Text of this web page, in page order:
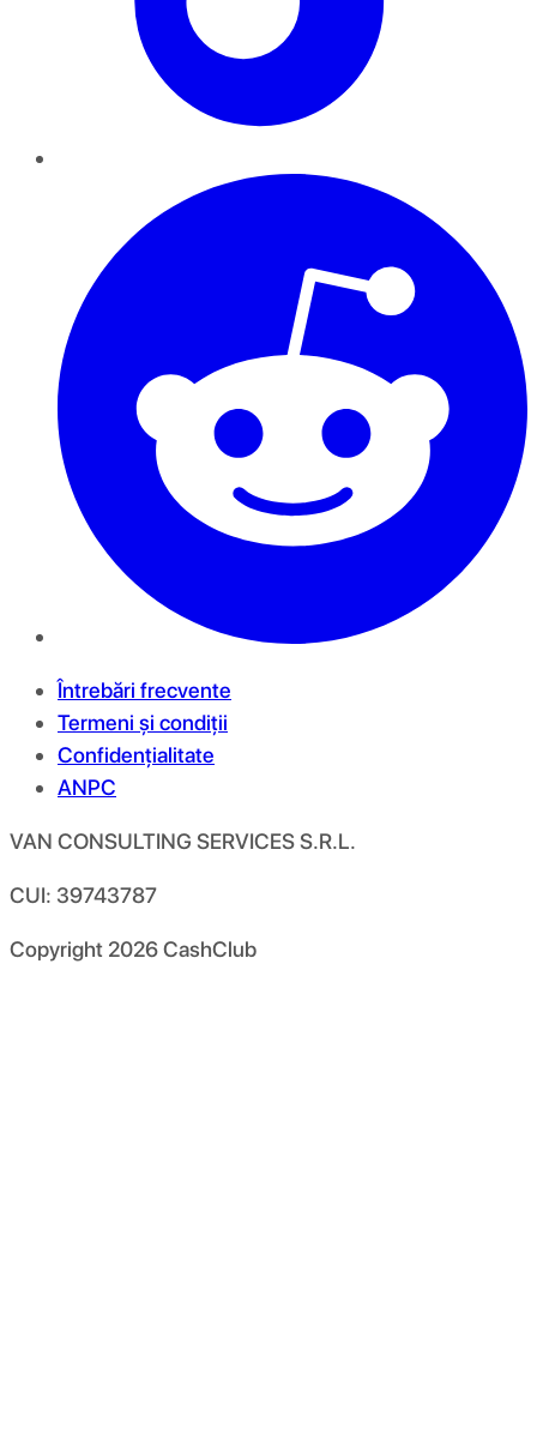
Întrebări frecvente
Termeni și condiții
Confidențialitate
ANPC
VAN CONSULTING SERVICES S.R.L.
CUI: 39743787
Copyright 2026CashClub